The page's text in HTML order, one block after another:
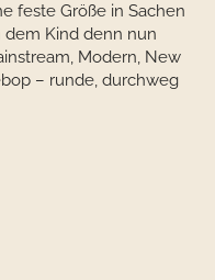
feste Größe in Sachen
dem Kind denn nun
Modern, New
– runde, durchweg